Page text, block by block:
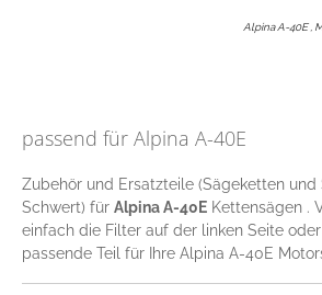
Alpina A-40E ,
passend für Alpina A-40E
Zubehör und Ersatzteile (Sägeketten und
Schwert) für Alpina A-40E Kettensägen .
einfach die Filter auf der linken Seite
passende Teil für Ihre Alpina A-40E